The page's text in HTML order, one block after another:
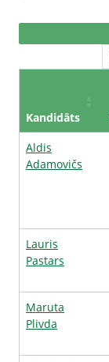
Kandidāts
Aldis
Adamovičs
Lauris
Pastars
Maruta
Plivda